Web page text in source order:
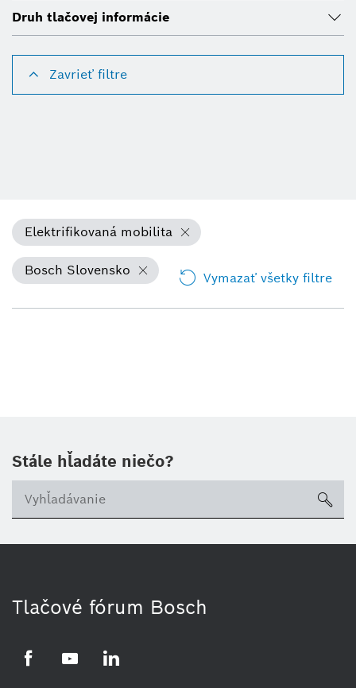
Druh tlačovej informácie
Zavrieť filtre
Elektrifikovaná mobilita
Bosch Slovensko Vymazať všetky filtre
Stále hľadáte niečo?
Tlačové fórum Bosch